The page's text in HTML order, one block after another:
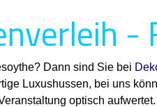
-
Dann sind Sie bei
Luxushussen, bei uns
optisch